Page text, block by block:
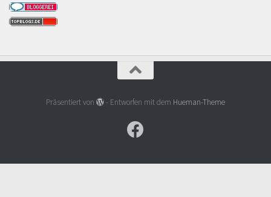
Präsentiert von - Entworfen mit dem Hueman-Theme